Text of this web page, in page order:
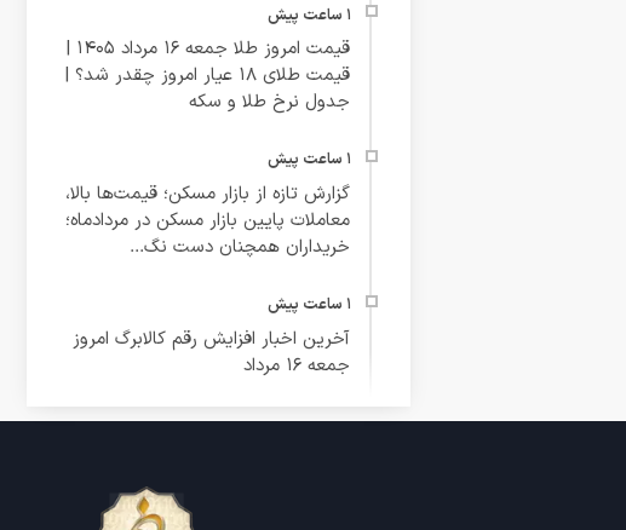
قیمت امروز طلا جمعه 16 مرداد 1405 |
قیمت طلای 18 عیار امروز چقدر شد؟ |
جدول نرخ طلا و سکه
گزارش تازه از بازار مسکن؛ قیمت‌ها بالا،
معاملات پایین بازار مسکن در مردادماه؛
خریداران همچنان دست نگ...
آخرین اخبار افزایش رقم کالابرگ امروز
جمعه ۱۶ مرداد